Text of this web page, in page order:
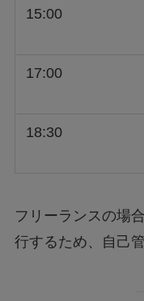
15:00
17:00
18:30
フリーランスの場
行するため、自己